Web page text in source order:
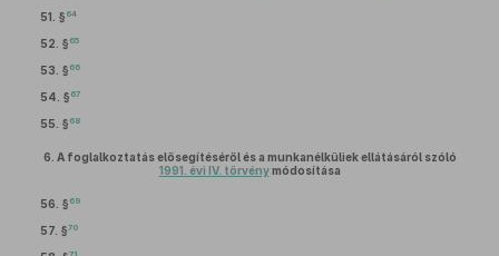
51. § 64
52. § 65
53. § 66
54. § 67
55. § 68
6. A foglalkoztatás elősegítéséről és a munkanélküliek ellátásáról szóló
1991. évi IV. törvénymódosítása
56. § 69
57. §70
71